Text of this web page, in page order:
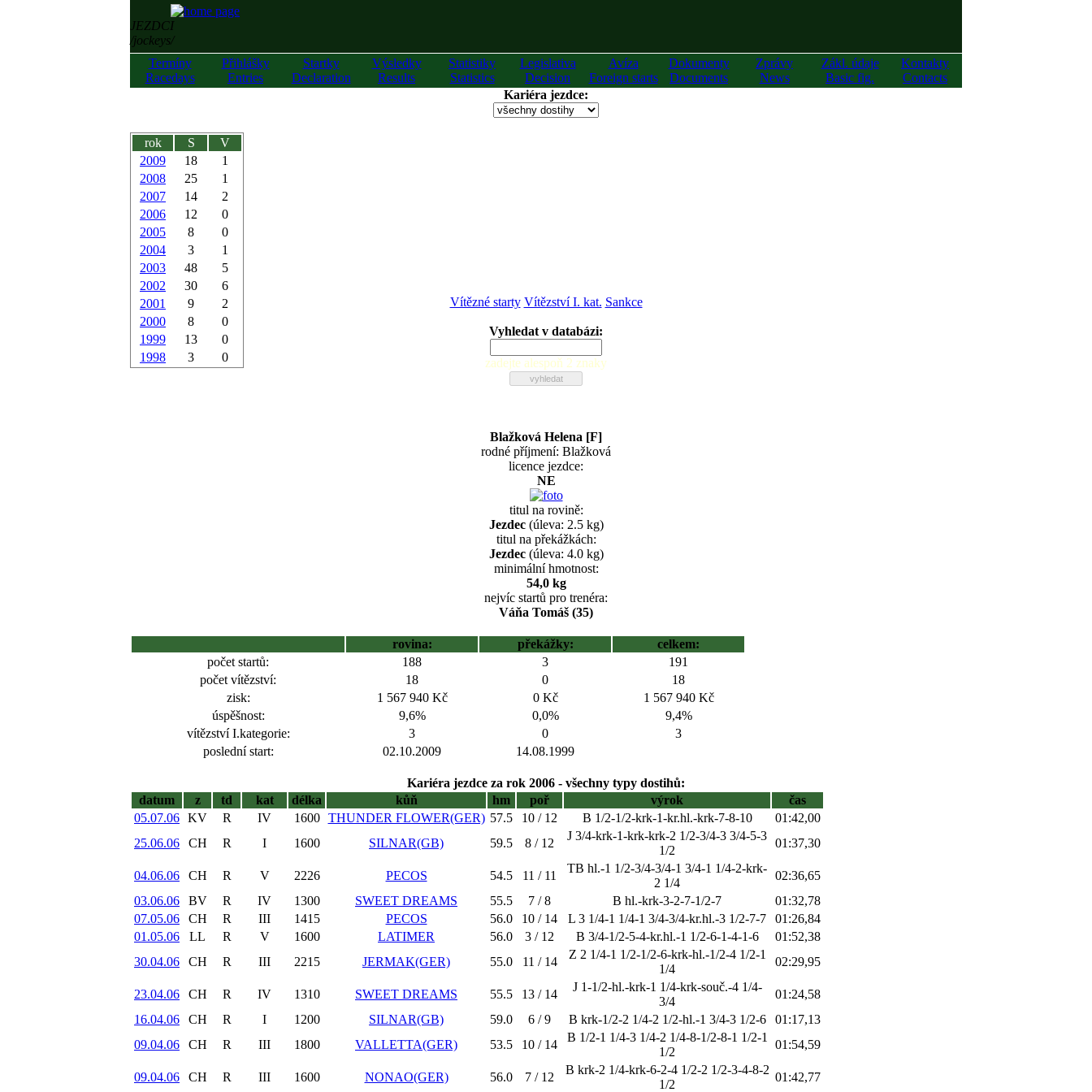
JEZDCI
/jockeys/
Termíny
Racedays
Přihlášky
Entries
Startky
Declaration
Výsledky
Results
Statistiky
Statistics
Legislativa
Decision
Avíza
Foreign starts
Dokumenty
Documents
Zprávy
News
Zákl. údaje
Basic fig.
Kontakty
Contacts
Kariéra jezdce:
rok S
V
2009
18
1
2008
25
1
2007
14
2
2006
12
0
2005
8
0
2004
3
1
2003
48
5
2002
30
6
2001
9
2
2000
8
0
1999
13
0
1998
3 0
Vítězné starty Vítězství I. kat. Sankce
Vyhledat v databázi:
zadejte alespoň 2 znaky
Blažková Helena [F]
rodné příjmení: Blažková
licence jezdce:
NE
titul na rovině:
Jezdec(úleva: 2.5 kg)
titul na překážkách:
Jezdec(úleva: 4.0 kg)
minimální hmotnost:
54,0 kg
nejvíc startů pro trenéra:
Váňa Tomáš (35)
rovina: překážky:
celkem:
počet startů:
188 3
191
počet vítězství:
18 0
18
zisk:
1 567 940 Kč 0 Kč
1 567 940 Kč
úspěšnost:
9,6% 0,0%
9,4%
vítězství I.kategorie:
3 0
3
poslední start:
02.10.2009 14.08.1999
Kariéra jezdce za rok 2006 - všechny typy dostihů:
datum
z td kat délka kůň hm poř výrok
čas
05.07.06 KV R IV 1600 THUNDER FLOWER(GER) 57.5 10 / 12 B 1/2-1/2-krk-1-kr.hl.-krk-7-8-10
01:42,00
25.06.06
CH R I 1600 SILNAR(GB) 59.5 8 / 12
J 3/4-krk-1-krk-krk-2 1/2-3/4-3 3/4-5-3
1/2
01:37,30
04.06.06 CH R V 2226 PECOS 54.5 11 / 11
TB hl.-1 1/2-3/4-3/4-1 3/4-1 1/4-2-krk-
2 1/4
02:36,65
03.06.06
BV R IV 1300 SWEET DREAMS 55.5 7 / 8 B hl.-krk-3-2-7-1/2-7
01:32,78
07.05.06
CH R III 1415 PECOS 56.0 10 / 14 L 3 1/4-1 1/4-1 3/4-3/4-kr.hl.-3 1/2-7-7
01:26,84
01.05.06
LL R V 1600 LATIMER 56.0 3 / 12 B 3/4-1/2-5-4-kr.hl.-1 1/2-6-1-4-1-6
01:52,38
30.04.06
CH R III 2215 JERMAK(GER) 55.0 11 / 14
Z 2 1/4-1 1/2-1/2-6-krk-hl.-1/2-4 1/2-1
1/4
02:29,95
23.04.06 CH R IV 1310 SWEET DREAMS 55.5 13 / 14
J 1-1/2-hl.-krk-1 1/4-krk-souč.-4 1/4-
3/4
01:24,58
16.04.06
CH R I 1200 SILNAR(GB) 59.0 6 / 9 B krk-1/2-2 1/4-2 1/2-hl.-1 3/4-3 1/2-6
01:17,13
09.04.06
CH R III 1800 VALLETTA(GER) 53.5 10 / 14
B 1/2-1 1/4-3 1/4-2 1/4-8-1/2-8-1 1/2-1
1/2
01:54,59
09.04.06 CH R III 1600 NONAO(GER) 56.0 7 / 12
B krk-2 1/4-krk-6-2-4 1/2-2 1/2-3-4-8-2
1/2
01:42,77